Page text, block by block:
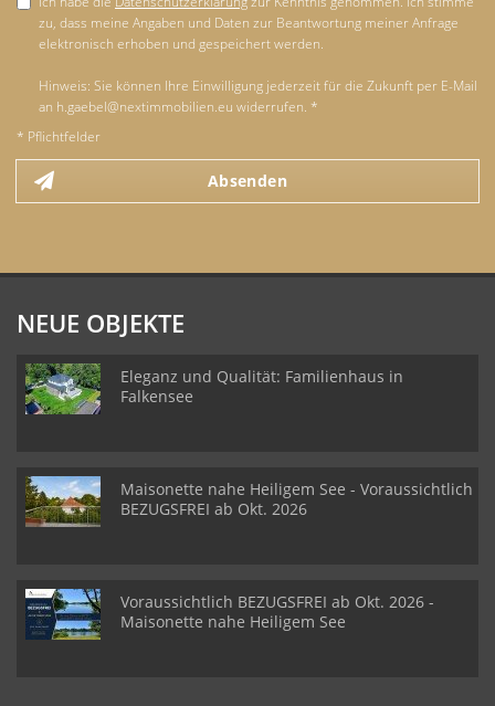
zu, dass meine Angaben und Daten zur Beantwortung meiner Anfrage
elektronisch erhoben und gespeichert werden.
Hinweis: Sie können Ihre Einwilligung jederzeit für die Zukunft per E-Mail
an h.gaebel@nextimmobilien.eu widerrufen. *
* Pflichtfelder
Absenden
NEUE OBJEKTE
Eleganz und Qualität: Familienhaus in
Falkensee
Maisonette nahe Heiligem See - Voraussichtlich
BEZUGSFREI ab Okt. 2026
Voraussichtlich BEZUGSFREI ab Okt. 2026 -
Maisonette nahe Heiligem See